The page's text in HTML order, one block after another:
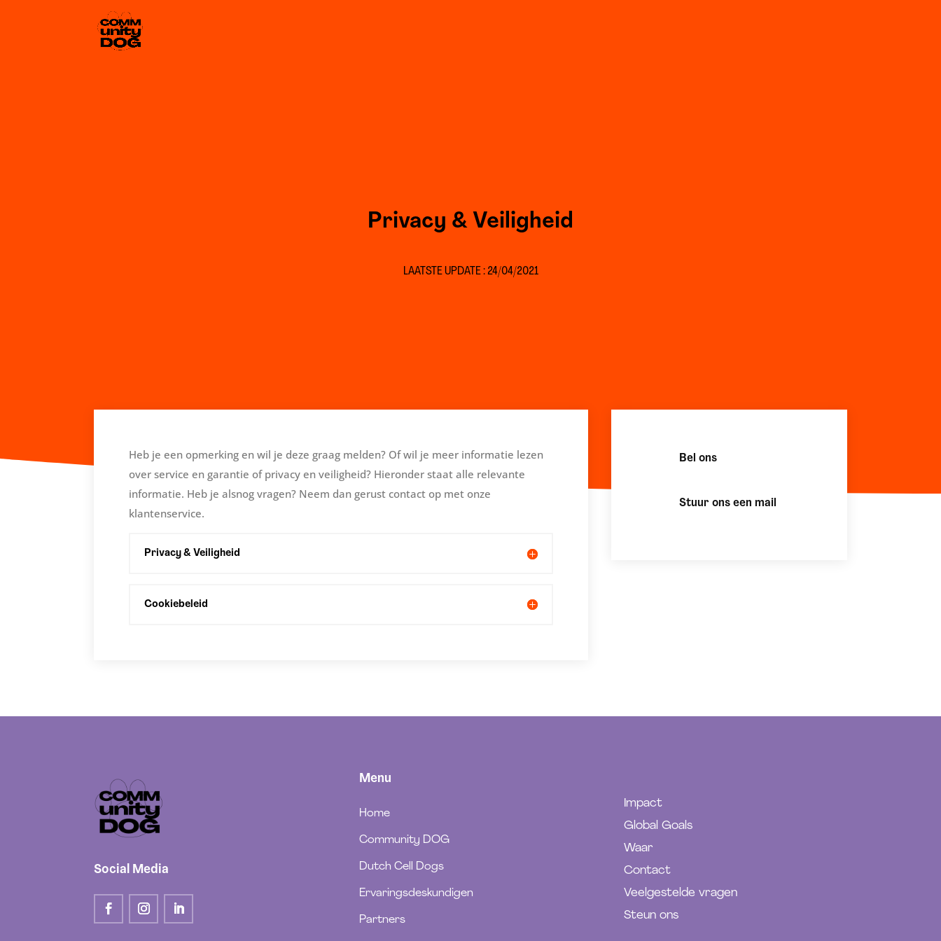
Privacy & Veiligheid
LAATSTE UPDATE : 24/04/2021
Heb je een opmerking en wil je deze graag melden? Of wil je meer informatie lezen
over service en garantie of privacy en veiligheid? Hieronder staat alle relevante
informatie. Heb je alsnog vragen? Neem dan gerust contact op met onze
klantenservice.
Privacy & Veiligheid
Cookiebeleid
Bel ons
Stuur ons een mail
Social Media
Menu
Home
Community DOG
Dutch Cell Dogs
Ervaringsdeskundigen
Partners
Impact
Global Goals
Waar
Contact
Veelgestelde vragen
Steun ons